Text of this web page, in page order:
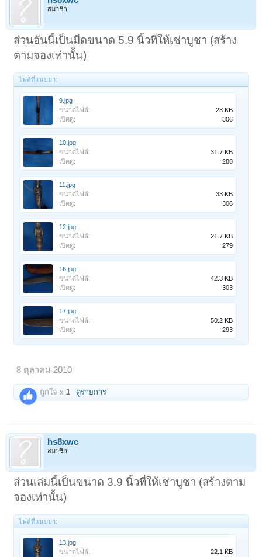
สมาชิก
ส่วนอันนี้เป็นมีดขนาด 5.9 นิ้วที่ให้เช่าบูชา (สร้าง
ตามจองเท่านั้น)
ไฟล์ที่แนบมา:
9.jpg
ขนาดไฟล์:
23 KB
เปิดดู:
306
10.jpg
ขนาดไฟล์:
31.7 KB
เปิดดู:
288
11.jpg
ขนาดไฟล์:
33 KB
เปิดดู:
306
12.jpg
ขนาดไฟล์:
21.7 KB
เปิดดู:
279
16.jpg
ขนาดไฟล์:
42.3 KB
เปิดดู:
303
17.jpg
ขนาดไฟล์:
50.2 KB
เปิดดู:
293
8 ตุลาคม 2010
ถูกใจ x 1 ดูรายการ
hs8xwc
สมาชิก
ส่วนเล่มนี้เป็นขนาด 3.9 นิ้วที่ให้เช่าบูชา (สร้างตาม
จองเท่านั้น)
ไฟล์ที่แนบมา:
13.jpg
ขนาดไฟล์:
22.1 KB